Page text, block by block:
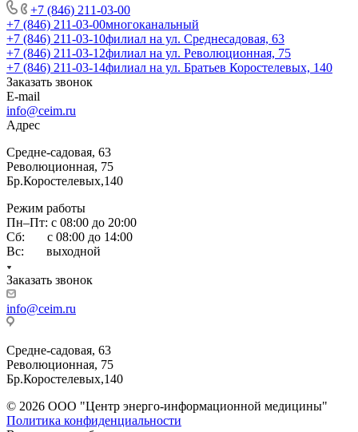
+7 (846) 211-03-00
+7 (846) 211-03-00многоканальный
+7 (846) 211-03-10филиал на ул. Среднесадовая, 63
+7 (846) 211-03-12филиал на ул. Революционная, 75
+7 (846) 211-03-14филиал на ул. Братьев Коростелевых, 140
Заказать звонок
E-mail
info@ceim.ru
Адрес
Средне-садовая, 63
Революционная, 75
Бр.Коростелевых,140
Режим работы
Пн–Пт: с 08:00 до 20:00
Сб: с 08:00 до 14:00
Вс: выходной
Заказать звонок
info@ceim.ru
Средне-садовая, 63
Революционная, 75
Бр.Коростелевых,140
© 2026 ООО "Центр энерго-информационной медицины"
Политика конфиденциальности